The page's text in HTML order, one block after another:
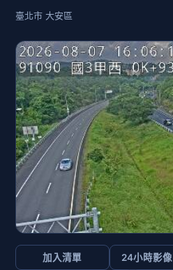
臺北市 大安區
加入清單 24小時影